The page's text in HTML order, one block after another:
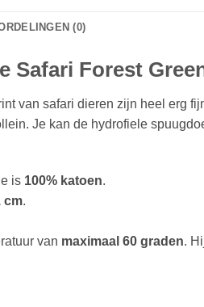
(0)
Forest
van safari dieren zijn heel erg
Je kan de hydrofiele
is 100% katoen.
cm.
van maximaal 60 graden.